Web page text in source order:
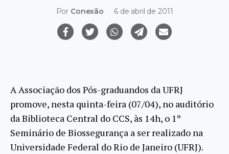
Por Conexão 6 de abril de 2011
A Associação dos Pós-graduandos da UFRJ
promove, nesta quinta-feira (07/04), no auditório
da Biblioteca Central do CCS, às 14h, o 1º
Seminário de Biossegurança a ser realizado na
Universidade Federal do Rio de Janeiro (UFRJ).